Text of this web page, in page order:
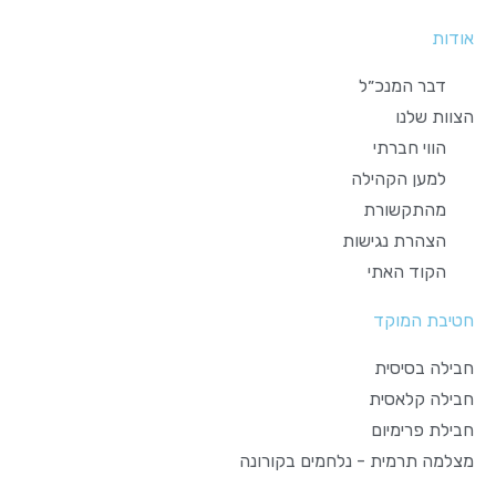
אודות
דבר המנכ״ל
הצוות שלנו
הווי חברתי
למען הקהילה
מהתקשורת
הצהרת נגישות
הקוד האתי
חטיבת המוקד
חבילה בסיסית
חבילה קלאסית
חבילת פרימיום
מצלמה תרמית - נלחמים בקורונה